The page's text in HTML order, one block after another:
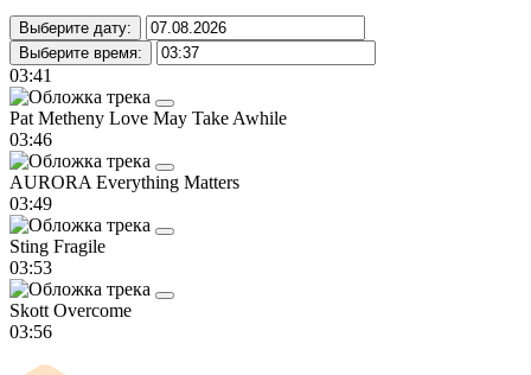
Выберите дату:
Выберите время:
03:41
Pat Metheny Love May Take Awhile
03:46
AURORA Everything Matters
03:49
Sting Fragile
03:53
Skott Overcome
03:56